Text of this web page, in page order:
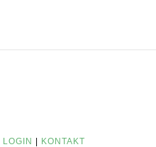
LOGIN KONTAKT